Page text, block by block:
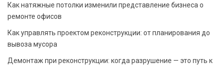
Как натяжные потолки изменили представление бизнеса о
ремонте офисов
Как управлять проектом реконструкции: от планирования до
вывоза мусора
Демонтаж при реконструкции: когда разрушение — это путь к